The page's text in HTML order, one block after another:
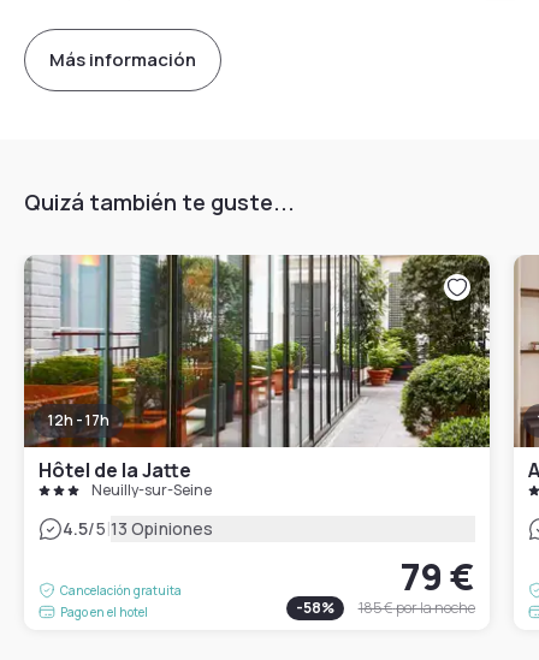
Más información
Quizá también te guste...
12h - 17h
Hôtel de la Jatte
Neuilly-sur-Seine
4.5/5|13 Opiniones
Cancelación gratuita
Pago en el hotel
79 €
-58% 185 €por la noche